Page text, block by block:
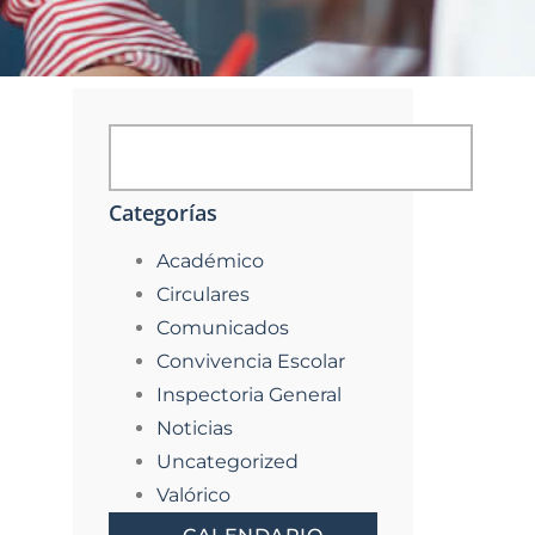
Categorías
Académico
Circulares
Comunicados
Convivencia Escolar
Inspectoria General
Noticias
Uncategorized
Valórico